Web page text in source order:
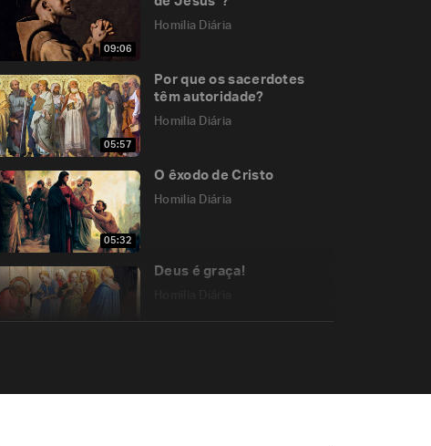
09:06
Homilia Diária
05:57
Por que os sacerdotes
têm autoridade?
Homilia Diária
05:32
O êxodo de Cristo
Homilia Diária
Deus é graça!